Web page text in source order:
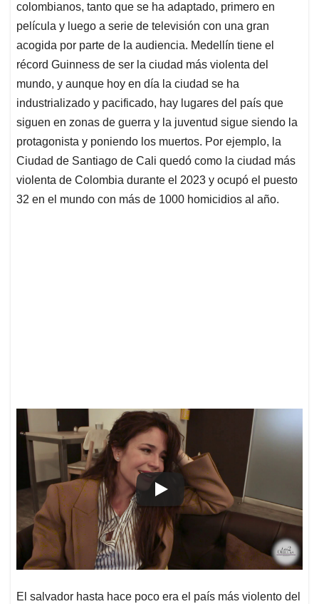
colombianos, tanto que se ha adaptado, primero en
película y luego a serie de televisión con una gran
acogida por parte de la audiencia. Medellín tiene el
récord Guinness de ser la ciudad más violenta del
mundo, y aunque hoy en día la ciudad se ha
industrializado y pacificado, hay lugares del país que
siguen en zonas de guerra y la juventud sigue siendo la
protagonista y poniendo los muertos. Por ejemplo, la
Ciudad de Santiago de Cali quedó como la ciudad más
violenta de Colombia durante el 2023 y ocupó el puesto
32 en el mundo con más de 1000 homicidios al año.
El salvador hasta hace poco era el país más violento del